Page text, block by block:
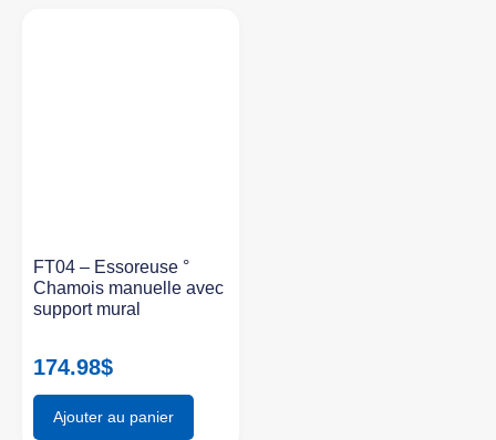
FT04 – Essoreuse °
Chamois manuelle avec
support mural
174.98$
Ajouter au panier